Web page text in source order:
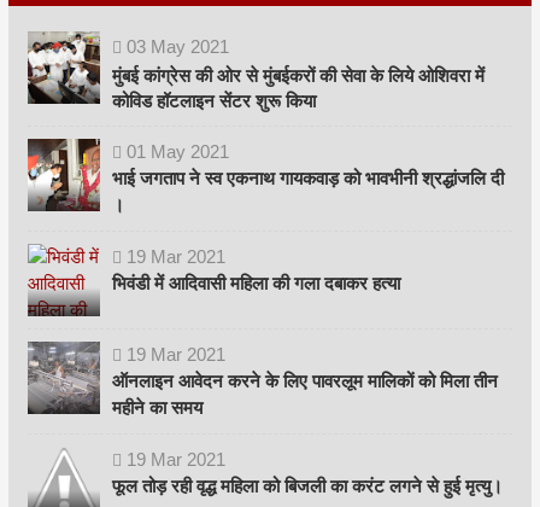
03 May 2021
मुंबई कांग्रेस की ओर से मुंबईकरों की सेवा के लिये ओशिवरा में
कोविड हॉटलाइन सेंटर शुरू किया
01 May 2021
भाई जगताप ने स्व एकनाथ गायकवाड़ को भावभीनी श्रद्धांजलि दी
।
19 Mar 2021
भिवंडी में आदिवासी महिला की गला दबाकर हत्या
19 Mar 2021
ऑनलाइन आवेदन करने के लिए पावरलूम मालिकों को मिला तीन
महीने का समय
19 Mar 2021
फूल तोड़ रही वृद्ध महिला को बिजली का करंट लगने से हुई मृत्यु।